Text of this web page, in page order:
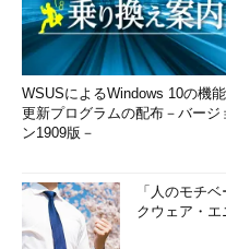
WSUSによるWindows 10の機能
更新プログラムの配布－バージ
ン1909版－
「人のモチ
クウェア・